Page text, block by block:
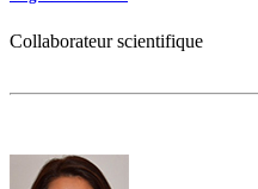
Collaborateur scientifique